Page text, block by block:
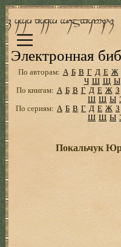
Электронная
По авторам: А Б В Г Д Е Ж
Ч Ш Щ Ы
По книгам: А Б В Г Д Е Ж З
Ш Щ Ы
По сериям: А Б В Г Д Е Ж З
Ш Щ Ы
Покальчук